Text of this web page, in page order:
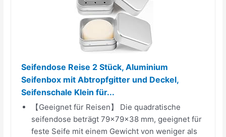
Seifendose Reise 2 Stück, Aluminium
Seifenbox mit Abtropfgitter und Deckel,
Seifenschale Klein für...
【Geeignet für Reisen】 Die quadratische
seifendose beträgt 79×79×38 mm, geeignet für
feste Seife mit einem Gewicht von weniger als